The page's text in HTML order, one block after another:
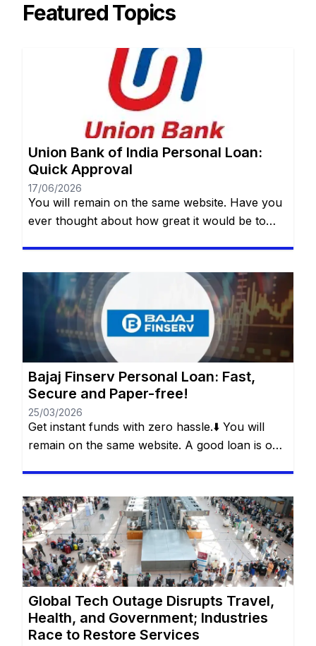
Featured Topics
Union Bank of India Personal Loan:
Quick Approval
17/06/2026
You will remain on the same website. Have you
ever thought about how great it would be to
dream come true or dealing with an unexpected
event? Whether it’s for a special trip, a wedding,
medical treatment or even […]
Bajaj Finserv Personal Loan: Fast,
Secure and Paper-free!
25/03/2026
Get instant funds with zero hassle.⬇️ You will
remain on the same website. A good loan is one
offers: a smart loan, with flexibility in
withdrawals, control over payments and
freedom for the customer to decide how and
[…]
Global Tech Outage Disrupts Travel,
Health, and Government; Industries
Race to Restore Services